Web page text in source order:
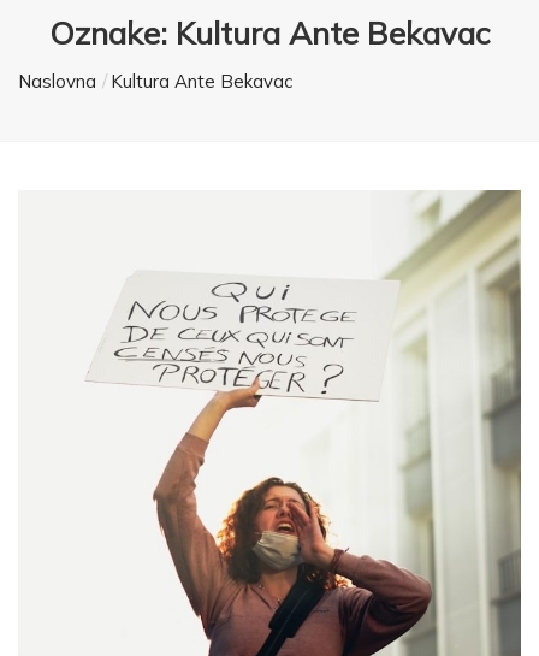
Oznake: Kultura Ante Bekavac
Naslovna Kultura Ante Bekavac